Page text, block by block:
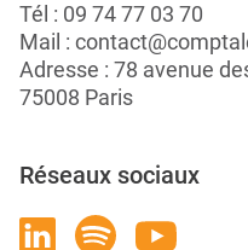
Tél : 09 74 77 03 70
Mail :
Adresse : 78 avenue
75008 Paris
Réseaux sociaux